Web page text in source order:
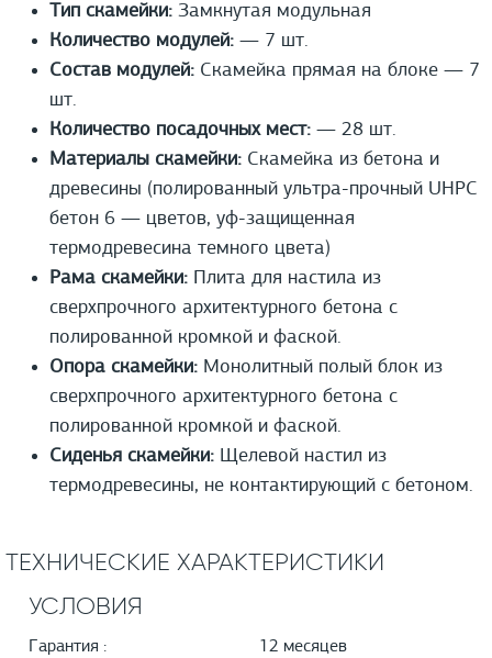
Тип скамейки: Замкнутая модульная
Количество модулей: — 7 шт.
Состав модулей: Скамейка прямая на блоке — 7
шт.
Количество посадочных мест: — 28 шт.
Материалы скамейки: Скамейка из бетона и
древесины (полированный ультра-прочный UHPС
бетон 6 — цветов, уф-защищенная
термодревесина темного цвета)
Рама скамейки: Плита для настила из
сверхпрочного архитектурного бетона с
полированной кромкой и фаской.
Опора скамейки: Монолитный полый блок из
сверхпрочного архитектурного бетона с
полированной кромкой и фаской.
Сиденья скамейки: Щелевой настил из
термодревесины, не контактирующий с бетоном.
ТЕХНИЧЕСКИЕ ХАРАКТЕРИСТИКИ
УСЛОВИЯ
Гарантия : 12 месяцев